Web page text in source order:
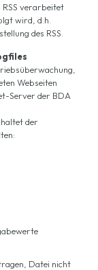
RSS verarbeitet
wird, d.h.
des RSS.
Webseiten
Server der BDA
der
Datei nicht